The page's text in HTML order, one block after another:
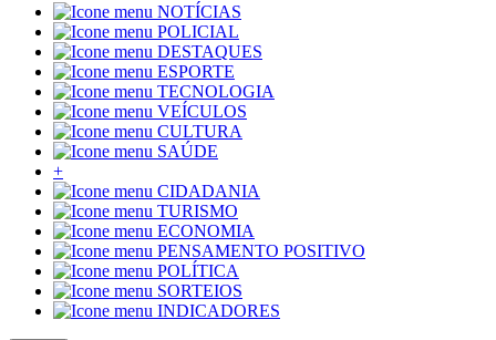
NOTÍCIAS
POLICIAL
DESTAQUES
ESPORTE
TECNOLOGIA
VEÍCULOS
CULTURA
SAÚDE
+
CIDADANIA
TURISMO
ECONOMIA
PENSAMENTO POSITIVO
POLÍTICA
SORTEIOS
INDICADORES